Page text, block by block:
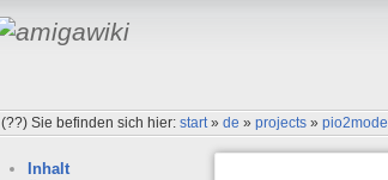
(??)Sie befinden sich hier:start»de »projects »pio2mode
Inhalt